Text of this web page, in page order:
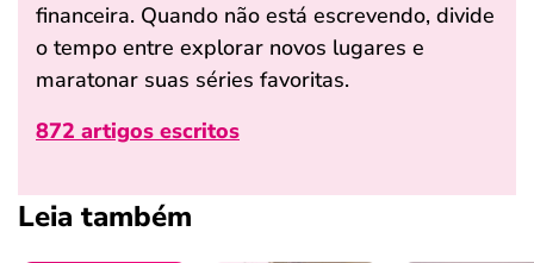
financeira. Quando não está escrevendo, divide
o tempo entre explorar novos lugares e
maratonar suas séries favoritas.
872 artigos escritos
Leia também